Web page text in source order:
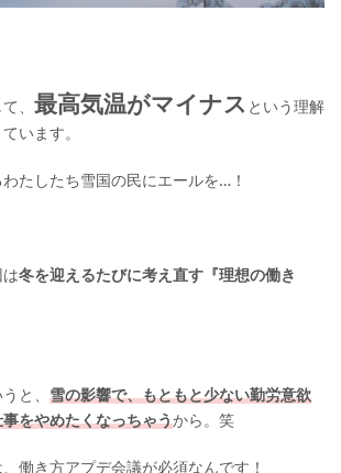
、 最高気温がマイナス という理解
います。
たしたち雪国の民にエールを…！
冬を迎えるたびに考え直す『理想の働き
と、 雪の影響で、もともと少ない勤労意欲
をやめたくなっちゃうから。笑
働き方アプデ会議が必須なんです！